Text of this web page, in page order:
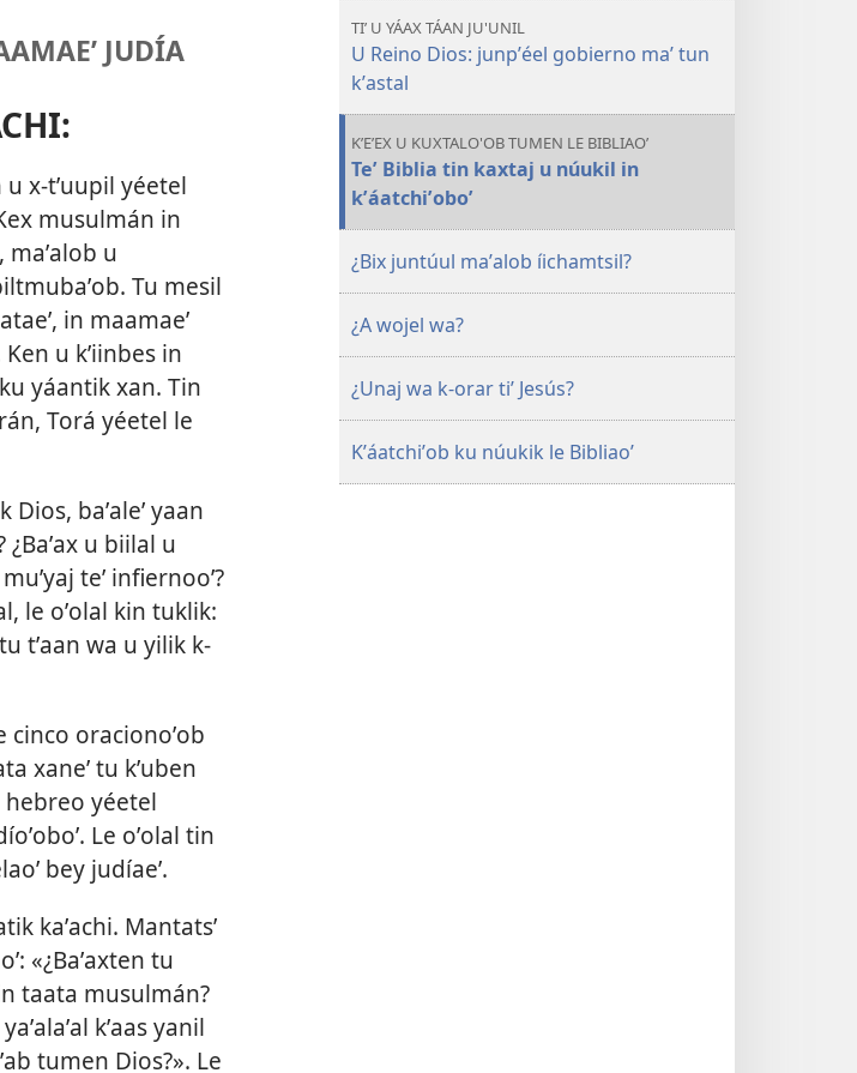
JUDÍA
x-tʼuupil yéetel
musulmán in
u
Tu mesil
in maamaeʼ
Ken u kʼiinbes in
yáantik xan. Tin
Torá yéetel le
baʼaleʼ yaan
¿Baʼax u biilal u
teʼ infiernooʼ?
le oʼolal kin tuklik:
tʼaan wa u yilik k-
cinco oracionoʼob
xaneʼ tu kʼuben
hebreo yéetel
Le oʼolal tin
bey judíaeʼ.
kaʼachi. Mantatsʼ
«¿Baʼaxten tu
taata musulmán?
kʼaas yanil
tumen Dios?». Le
KANANOʼ
¿Yaan
u
xuʼulul
le
gobiernoʼoboʼ?
TIʼ U YÁAX TÁAN JU'UNIL
U Reino Dios: junpʼéel gobierno maʼ tun
kʼastal
KʼEʼEX U KUXTALO'OB TUMEN LE BIBLIAOʼ
Teʼ Biblia tin kaxtaj u núukil in
kʼáatchiʼoboʼ
¿Bix juntúul maʼalob íichamtsil?
¿A wojel wa?
¿Unaj wa k-orar tiʼ Jesús?
Kʼáatchiʼob ku núukik le Bibliaoʼ